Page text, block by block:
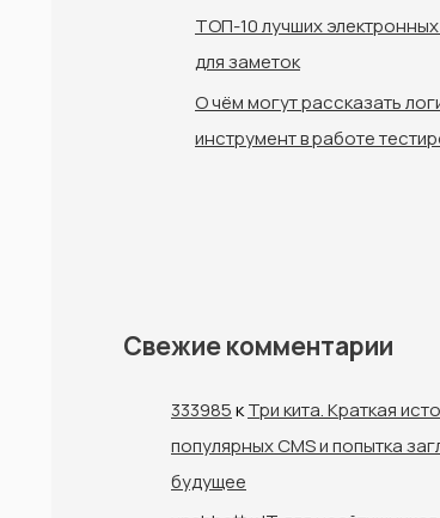
ТОП-10 лучших
для заметок
О чём могут рассказать
инструмент в работе
Свежие комментарии
333985кТри кита. Краткая
популярных CMS и попытка
будущее